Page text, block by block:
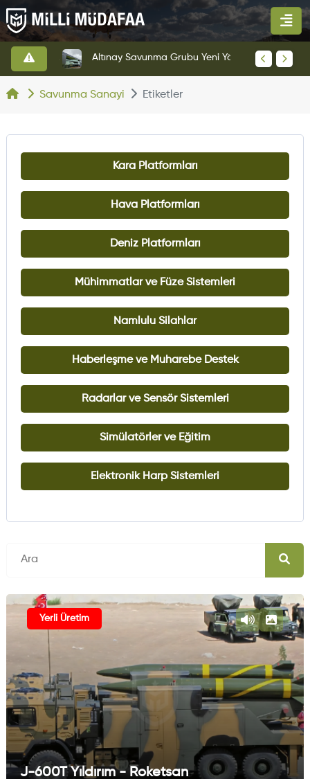
Savunma Sanayi Etiketler
Yerli Üretim
J-600T Yıldırım - Roketsan
Kara Platformları
Hava Platformları
Deniz Platformları
Mühimmatlar ve Füze Sistemleri
Namlulu Silahlar
Haberleşme ve Muharebe Destek
Radarlar ve Sensör Sistemleri
Simülatörler ve Eğitim
Elektronik Harp Sistemleri